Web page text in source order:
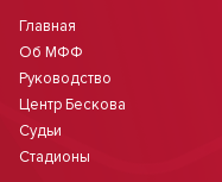
Главная
Об МФФ
Руководство
Центр Бескова
Судьи
Стадионы